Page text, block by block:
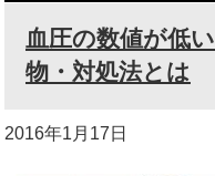
血圧の数値が低
物・対処法とは
2016年1月17日